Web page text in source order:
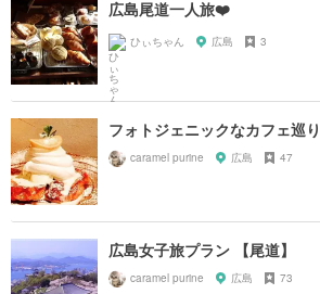
広島尾道一人旅❤️
ひぃちゃん 広島 3
フォトジェニックなカフェ巡り
caramel purine 広島 47
広島女子旅プラン 【尾道】
caramel purine 広島 73